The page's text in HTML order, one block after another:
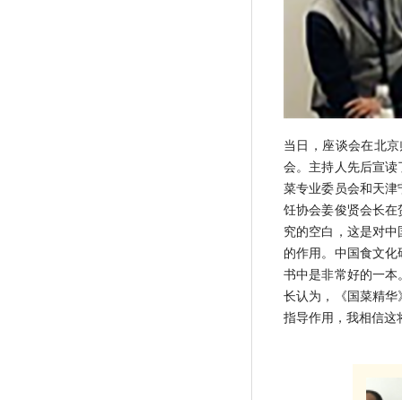
当日，座谈会在北
会。主持人先后宣
菜专业委员会和天
饪协会姜俊贤会长
究的空白，这是对
的作用。中国食文
书中是非常好的一
长认为，《国菜精
指导作用，我相信这